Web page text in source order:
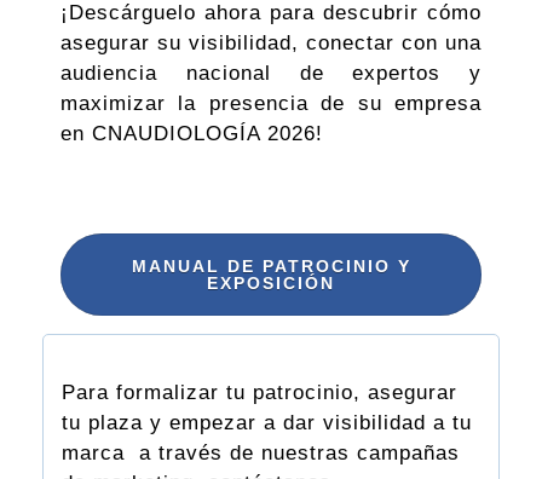
¡Descárguelo ahora para descubrir cómo
asegurar su visibilidad, conectar con una
audiencia nacional de expertos y
maximizar la presencia de su empresa
en CNAUDIOLOGÍA 2026!
MANUAL DE PATROCINIO Y
EXPOSICIÓN
Para formalizar tu patrocinio, asegurar
tu plaza y empezar a dar visibilidad a tu
marca a través de nuestras campañas